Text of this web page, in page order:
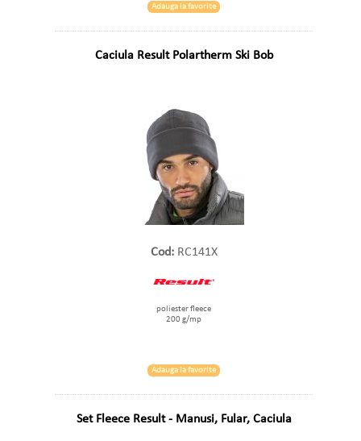
Adauga la favorite
Caciula Result Polartherm Ski Bob
Cod:RC141X
poliester fleece
200 g/mp
Adauga la favorite
Set Fleece Result - Manusi, Fular, Caciula